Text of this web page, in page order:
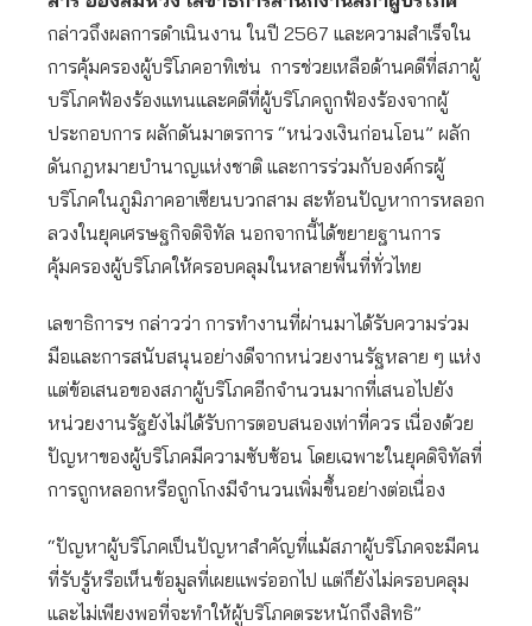
กล่าวถึงผลการดำเนินงาน ในปี 2567 และความสำเร็จใน
การคุ้มครองผู้บริโภคอาทิเช่น การช่วยเหลือด้านคดีที่สภาผู้
บริโภคฟ้องร้องแทนและคดีที่ผู้บริโภคถูกฟ้องร้องจากผู้
ประกอบการ ผลักดันมาตรการ “หน่วงเงินก่อนโอน” ผลัก
ดันกฎหมายบำนาญแห่งชาติ และการร่วมกับองค์กรผู้
บริโภคในภูมิภาคอาเซียนบวกสาม สะท้อนปัญหาการหลอก
ลวงในยุคเศรษฐกิจดิจิทัล นอกจากนี้ได้ขยายฐานการ
คุ้มครองผู้บริโภคให้ครอบคลุมในหลายพื้นที่ทั่วไทย
เลขาธิการฯ กล่าวว่า การทำงานที่ผ่านมาได้รับความร่วม
มือและการสนับสนุนอย่างดีจากหน่วยงานรัฐหลาย ๆ แห่ง
แต่ข้อเสนอของสภาผู้บริโภคอีกจำนวนมากที่เสนอไปยัง
หน่วยงานรัฐยังไม่ได้รับการตอบสนองเท่าที่ควร เนื่องด้วย
ปัญหาของผู้บริโภคมีความซับซ้อน โดยเฉพาะในยุคดิจิทัลที่
การถูกหลอกหรือถูกโกงมีจำนวนเพิ่มขึ้นอย่างต่อเนื่อง
“ปัญหาผู้บริโภคเป็นปัญหาสำคัญที่แม้สภาผู้บริโภคจะมีคน
ที่รับรู้หรือเห็นข้อมูลที่เผยแพร่ออกไป แต่ก็ยังไม่ครอบคลุม
และไม่เพียงพอที่จะทำให้ผู้บริโภคตระหนักถึงสิทธิ”